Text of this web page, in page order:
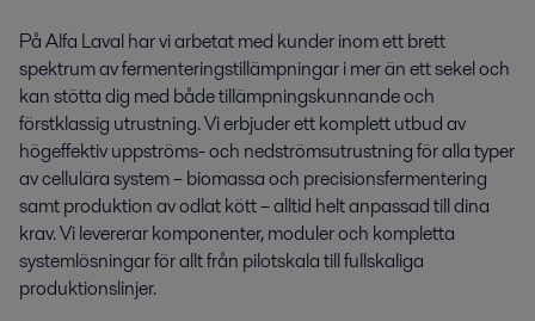
På Alfa Laval har vi arbetat med kunder inom ett brett
spektrum av fermenteringstillämpningar i mer än ett sekel och
kan stötta dig med både tillämpningskunnande och
förstklassig utrustning. Vi erbjuder ett komplett utbud av
högeffektiv uppströms- och nedströmsutrustning för alla typer
av cellulära system – biomassa och precisionsfermentering
samtproduktion av odlat kött– alltid helt anpassad till dina
krav. Vi levererar komponenter, moduler och kompletta
systemlösningar för allt från pilotskala till fullskaliga
produktionslinjer.